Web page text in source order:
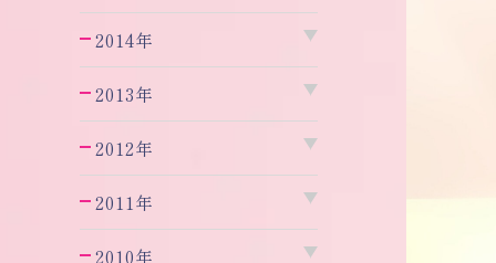
2014年
2013年
2012年
2011年
2010年